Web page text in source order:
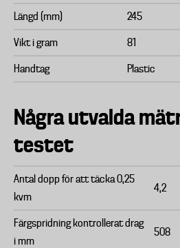
Längd (mm) 245
Vikt i gram 81
Handtag Plastic
Några utvalda
testet
Antal dopp för att täcka 0,25
kvm
4,2
Färgspridning kontrollerat drag
i mm
508